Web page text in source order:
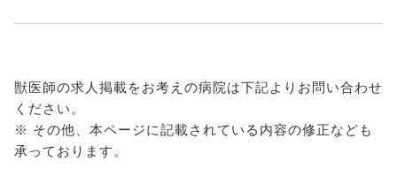
獣医師の求人掲載をお考えの病院は下記よりお問い合わせ
ください。
※ その他、本ページに記載されている内容の修正なども
承っております。